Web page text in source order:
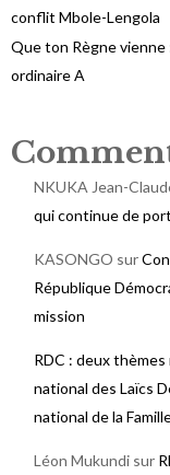
conflit Mbole-Lengola
Que ton Règne vienne
ordinaire A
NKUKA Jean-
qui continue de
KASONGO sur
République
mission
RDC : deux
national des Laïcs
national de la
Léon Mukundi sur